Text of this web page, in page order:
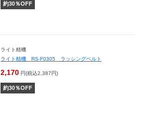
約30％OFF
ライト精機
ライト精機 RS-F0305 ラッシングベルト
2,170 円(税込2,387円)
約30％OFF